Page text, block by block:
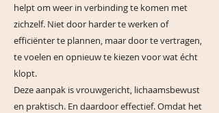
helpt om weer in verbinding te komen met
zichzelf. Niet door harder te werken of
efficiënter te plannen, maar door te vertragen,
te voelen en opnieuw te kiezen voor wat écht
klopt.
Deze aanpak is vrouwgericht, lichaamsbewust
en praktisch. En daardoor effectief. Omdat het